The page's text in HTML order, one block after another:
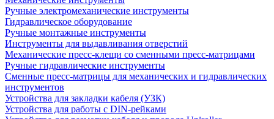
Ручные электромеханические инструменты
Гидравлическое оборудование
Ручные монтажные инструменты
Инструменты для выдавливания отверстий
Механические пресс-клещи со сменными пресс-матрицами
Ручные гидравлические инструменты
Сменные пресс-матрицы для механических и гидравлических
инструментов
Устройства для закладки кабеля (УЗК)
Устройства для работы с DIN-рейками